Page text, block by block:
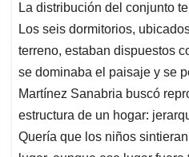
La distribución del conjunto
Los seis dormitorios,
terreno, estaban dispuestos
se dominaba el paisaje y se
Martínez Sanabria buscó
estructura de un hogar:
Quería que los niños